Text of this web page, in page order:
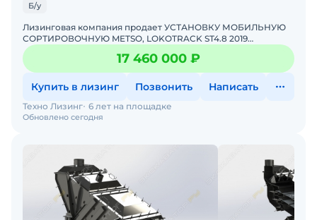
Б/у
Лизинговая компания продает УСТАНОВКУ МОБИЛЬНУЮ
СОРТИРОВОЧНУЮ METSO, LOKOTRACK ST4.8 2019
г.в.Модель, № двигателя (двигателей): C4.4,
W2309578Рабочий объем двиг
17 460 000 ₽
Купить в лизинг Позвонить Написать
Обновлено сегодня
Техно Лизинг 6 лет на площадке